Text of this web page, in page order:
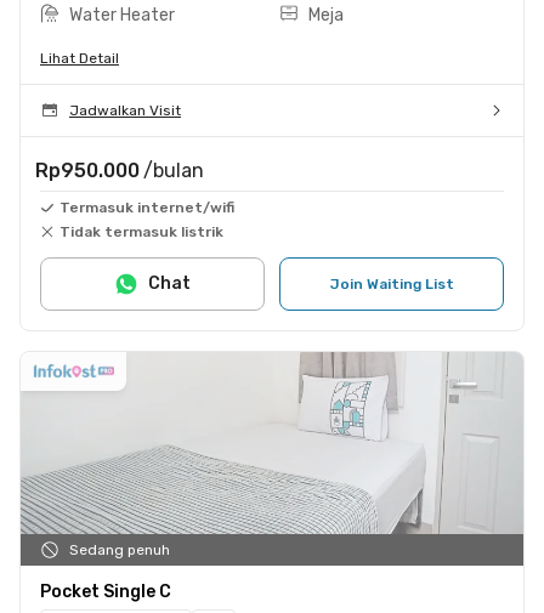
Water Heater
Meja
Lihat Detail
Jadwalkan Visit
Rp950.000 /bulan
Termasuk internet/wifi
Tidak termasuk listrik
Join Waiting List
Chat
Sedang penuh
Pocket Single C